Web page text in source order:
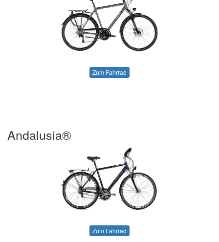
Zum Fahrrad
Andalusia®
Zum Fahrrad